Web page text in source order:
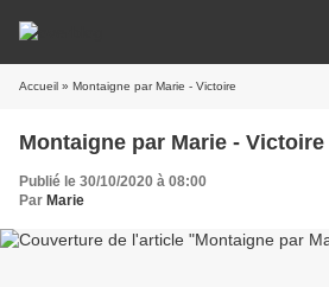
Accueil » Montaigne par Marie - Victoire
Montaigne par Marie - Victoire
Publié le 30/10/2020 à 08:00
Par Marie